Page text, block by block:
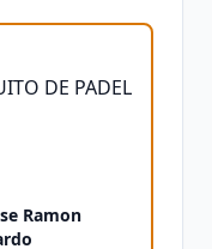
DE PADEL
Ramon